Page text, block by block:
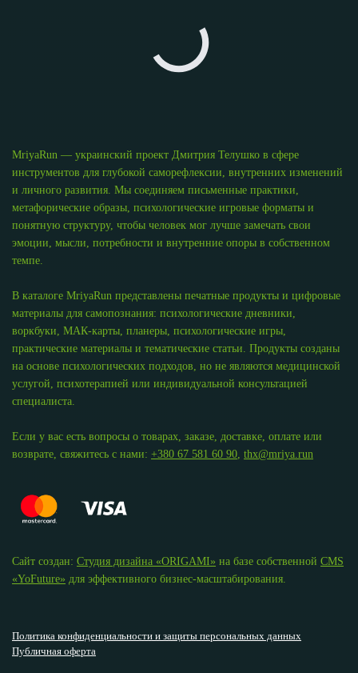
MriyaRun — украинский проект Дмитрия Телушко в сфере
инструментов для глубокой саморефлексии, внутренних изменений
и личного развития. Мы соединяем письменные практики,
метафорические образы, психологические игровые форматы и
понятную структуру, чтобы человек мог лучше замечать свои
эмоции, мысли, потребности и внутренние опоры в собственном
темпе.
В каталоге MriyaRun представлены печатные продукты и цифровые
материалы для самопознания: психологические дневники,
воркбуки, МАК-карты, планеры, психологические игры,
практические материалы и тематические статьи. Продукты созданы
на основе психологических подходов, но не являются медицинской
услугой, психотерапией или индивидуальной консультацией
специалиста.
Если у вас есть вопросы о товарах, заказе, доставке, оплате или
возврате, свяжитесь с нами: +380 67 581 60 90, thx@mriya.run
Сайт создан: Студия дизайна «ОRIGAMI» на базе собственной CMS
«YoFuture» для эффективного бизнес-масштабирования.
Политика конфиденциальности и защиты персональных данных
Публичная оферта